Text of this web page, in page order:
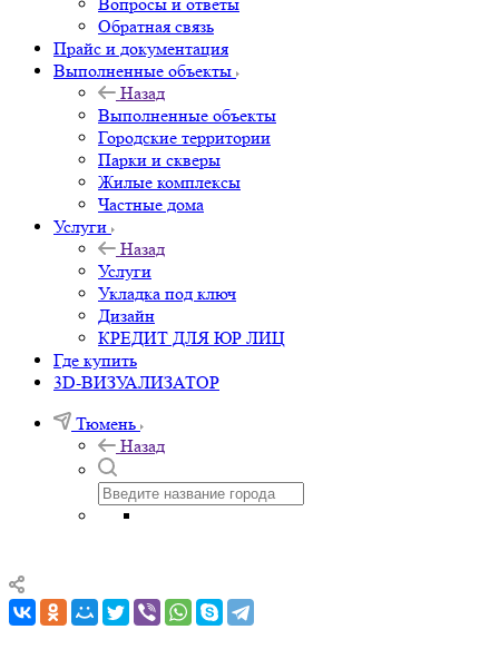
Обратная связь
Прайс и документация
Выполненные объекты
Назад
Выполненные объекты
Городские территории
Парки и скверы
Жилые комплексы
Частные дома
Услуги
Назад
Услуги
Укладка под ключ
Дизайн
КРЕДИТ ДЛЯ ЮР ЛИЦ
Где купить
3D-ВИЗУАЛИЗАТОР
Тюмень
Назад